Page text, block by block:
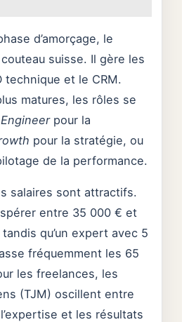
d’amorçage, le
suisse. Il gère les
technique et le CRM.
matures, les rôles se
pour la
pour la stratégie, ou
de la performance.
salaires sont attractifs.
entre 35 000 € et
qu’un expert avec 5
fréquemment les 65
les freelances, les
(TJM) oscillent entre
et les résultats